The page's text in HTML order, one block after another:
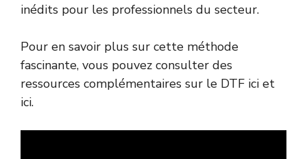
inédits pour les professionnels du secteur.
Pour en savoir plus sur cette méthode
fascinante, vous pouvez consulter des
ressources complémentaires sur le DTF ici et
ici.